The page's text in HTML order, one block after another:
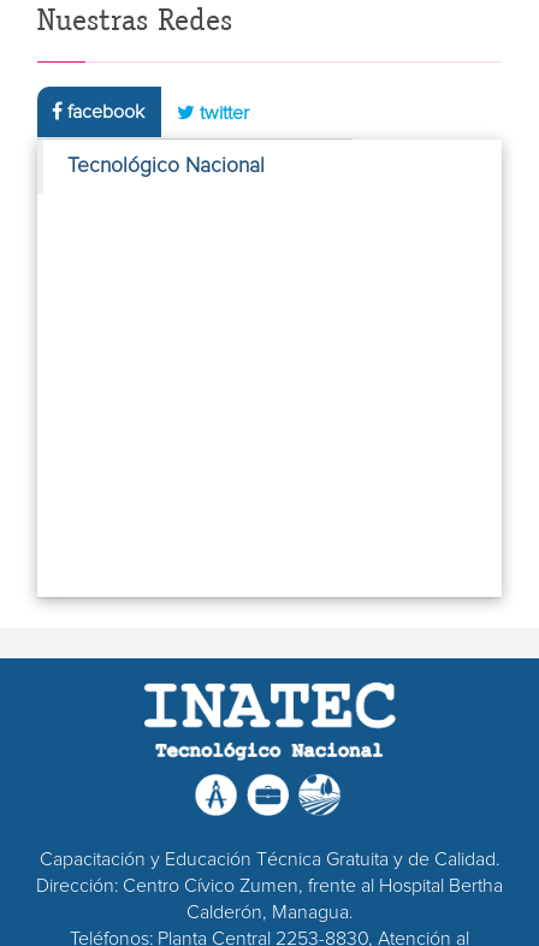
Nuestras Redes
facebook twitter
Tecnológico Nacional
Capacitación y Educación Técnica Gratuita y de Calidad.
Dirección: Centro Cívico Zumen, frente al Hospital Bertha
Calderón, Managua.
Teléfonos: Planta Central 2253-8830, Atención al